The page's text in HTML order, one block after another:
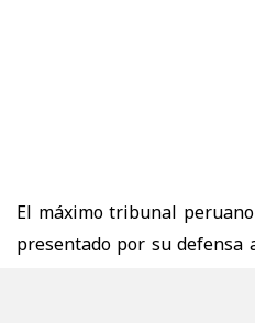
El máximo tribunal
presentado por su defensa